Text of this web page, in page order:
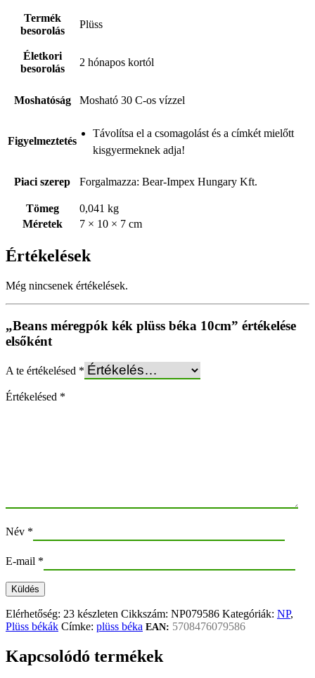
Termék
besorolás
Plüss
Életkori
besorolás
2 hónapos kortól
Moshatóság Mosható 30 C-os vízzel
Figyelmeztetés
Távolítsa el a csomagolást és a címkét mielőtt
kisgyermeknek adja!
Piaci szerep Forgalmazza: Bear-Impex Hungary Kft.
Tömeg
0,041 kg
Méretek
7 × 10 × 7 cm
Értékelések
Még nincsenek értékelések.
„Beans méregpók kék plüss béka 10cm” értékelése
elsőként
A te értékelésed *
Értékelésed *
Név *
E-mail *
Elérhetőség: 23 készleten Cikkszám: NP079586 Kategóriák: NP,
Plüss békák Címke: plüss béka EAN: 5708476079586
Kapcsolódó termékek